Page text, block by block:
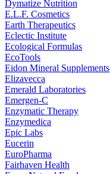
Dymatize Nutrition
E.L.F. Cosmetics
Earth Therapeutics
Eclectic Institute
Ecological Formulas
EcoTools
Eidon Mineral Supplements
Elizavecca
Emerald Laboratories
Emergen-C
Enzymatic Therapy
Enzymedica
Epic Labs
Eucerin
EuroPharma
Fairhaven Health